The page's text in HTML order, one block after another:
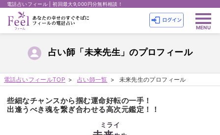
電話占いフィール | 初回最大9,000円分無料相談！
占い師「未来先生」のプロフィール
電話占いフィールTOP 占い師一覧 未来先生のプロフィール
些細なチャンスから掴む運命好転の一手！
出逢うべき魂を繋ぎ合わせる高次元鑑定！！
ミライ